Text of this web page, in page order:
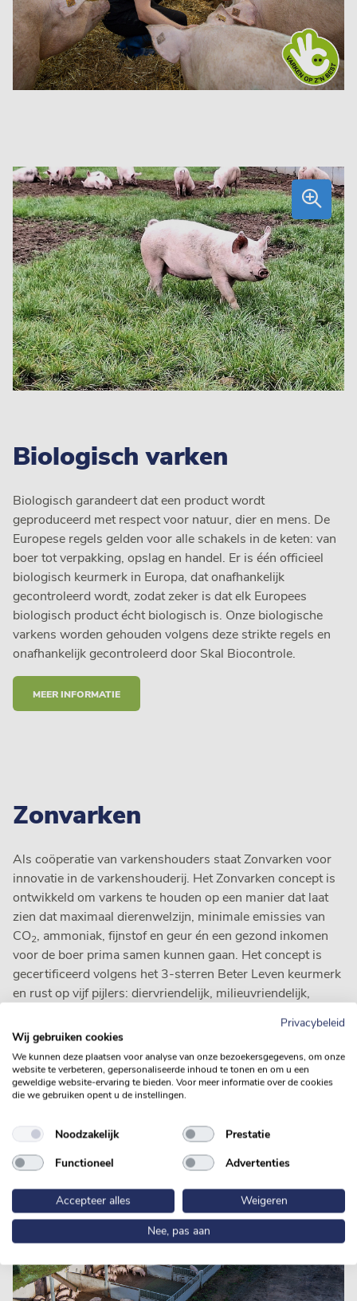
Biologisch varken
Biologisch garandeert dat een product wordt
geproduceerd met respect voor natuur, dier en mens. De
Europese regels gelden voor alle schakels in de keten: van
boer tot verpakking, opslag en handel. Er is één officieel
biologisch keurmerk in Europa, dat onafhankelijk
gecontroleerd wordt, zodat zeker is dat elk Europees
biologisch product écht biologisch is. Onze biologische
varkens worden gehouden volgens deze strikte regels en
onafhankelijk gecontroleerd door Skal Biocontrole.
MEER INFORMATIE
Zonvarken
Als coöperatie van varkenshouders staat Zonvarken voor
innovatie in de varkenshouderij. Het Zonvarken concept is
ontwikkeld om varkens te houden op een manier dat laat
zien dat maximaal dierenwelzijn, minimale emissies van
CO2, ammoniak, fijnstof en geur én een gezond inkomen
voor de boer prima samen kunnen gaan. Het concept is
gecertificeerd volgens het 3-sterren Beter Leven keurmerk
en rust op vijf pijlers: diervriendelijk, milieuvriendelijk,
MEER INFORMATIE
Privacybeleid
Wij gebruiken cookies
We kunnen deze plaatsen voor analyse van onze bezoekersgegevens, om onze
website te verbeteren, gepersonaliseerde inhoud te tonen en om u een
geweldige website-ervaring te bieden. Voor meer informatie over de cookies
die we gebruiken opent u de instellingen.
Noodzakelijk
Prestatie
Functioneel
Advertenties
Accepteer alles
Weigeren
Nee, pas aan